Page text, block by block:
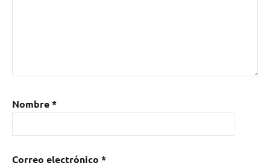
Nombre*
Correo electrónico *